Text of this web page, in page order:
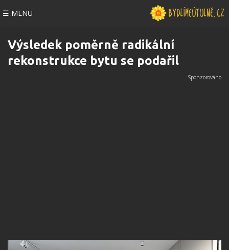
☰ MENU
Výsledek poměrně radikální
rekonstrukce bytu se podařil